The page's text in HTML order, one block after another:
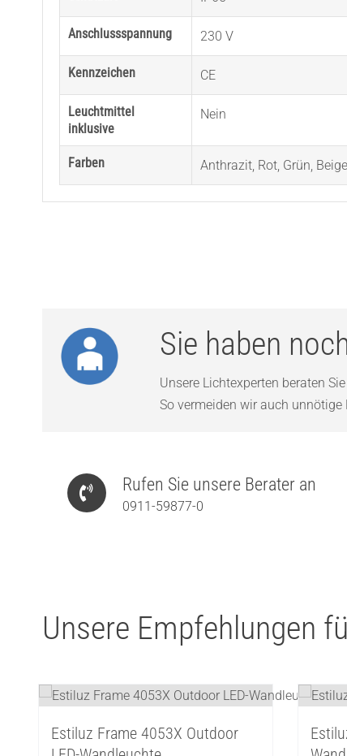
Anschlussspannung 230 V
Kennzeichen CE
Leuchtmittel
inklusive
Nein
Farben Anthrazit, Rot, Grün, Beige
Sie haben
Unsere Lichtexperten beraten
So vermeiden wir auch
Rufen Sie unsere Berater an
0911-59877-0
Unsere Empfehlungen
Estiluz Frame 4053X Outdoor